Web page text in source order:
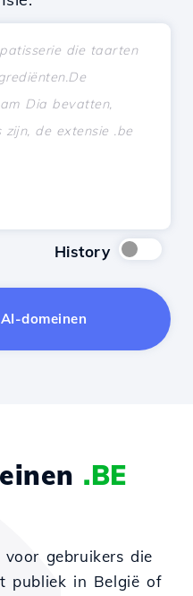
History
domeinen
.BE
gebruikers die
publiek in België of